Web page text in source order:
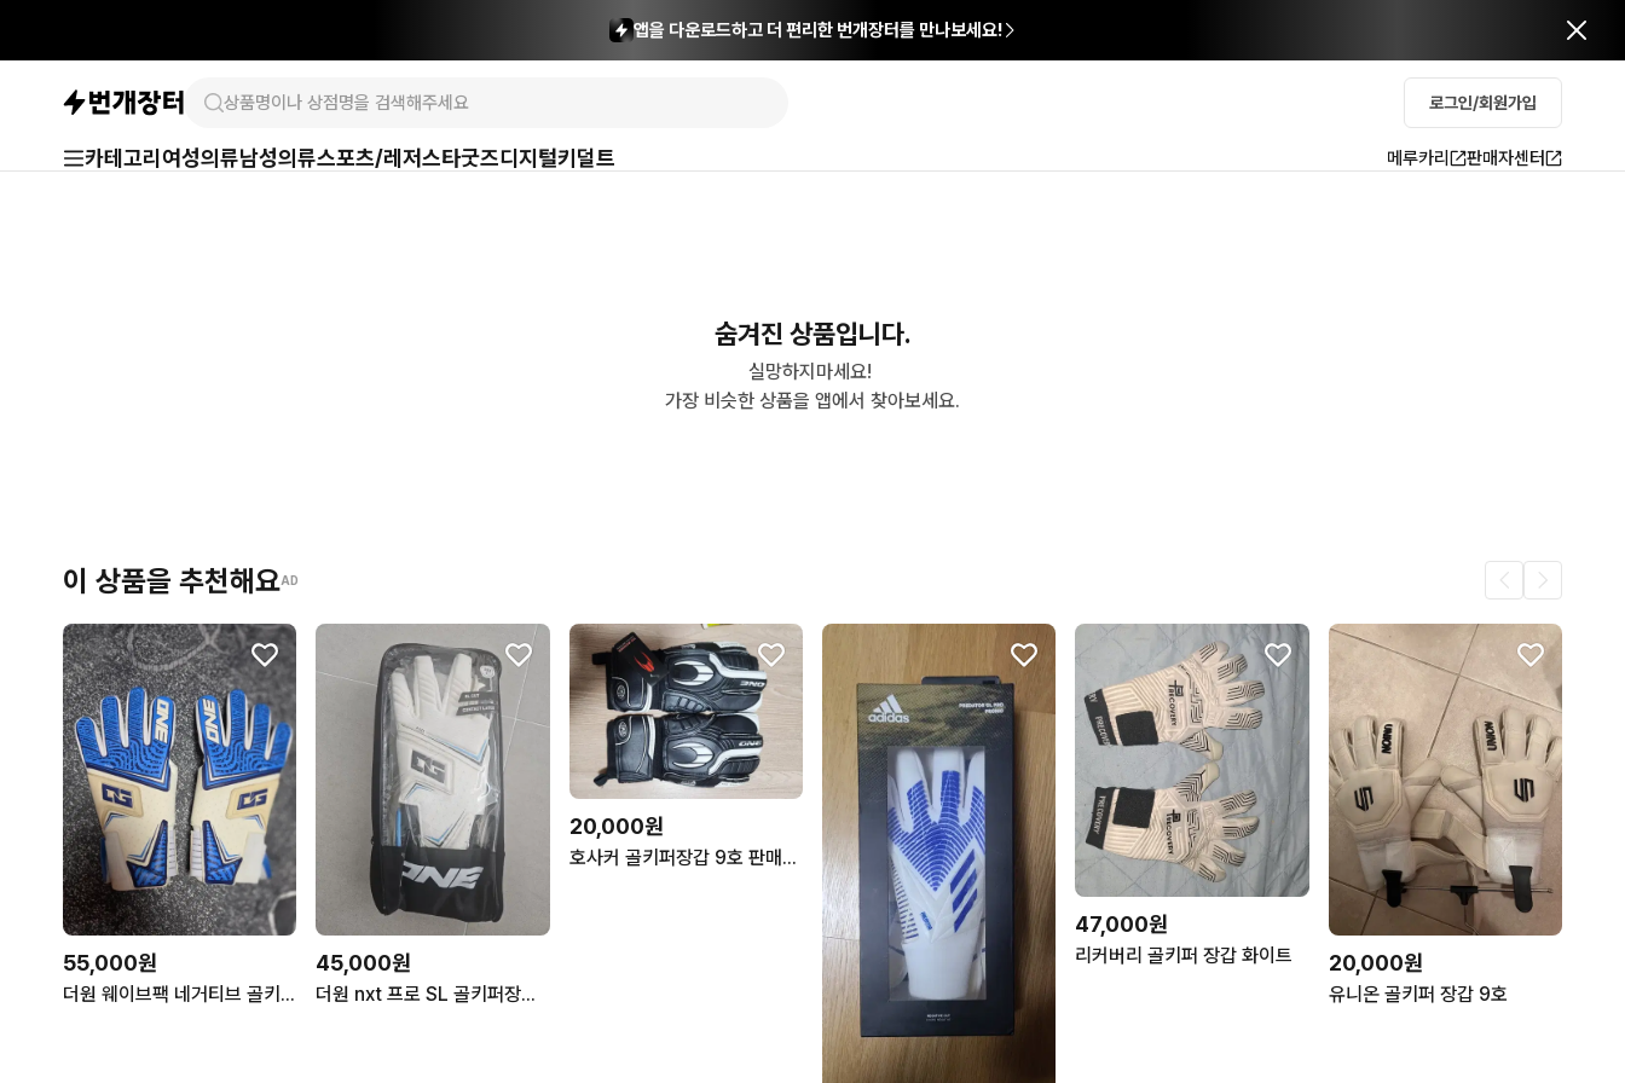
앱을 다운로드하고 더 편리한 번개장터를 만나보세요!
로그인/회원가입
카테고리 여성의류남성의류스포츠/레저스타굿즈디지털키덜트 메루카리 판매자센터
숨겨진 상품입니다.
실망하지마세요!
가장 비슷한 상품을 앱에서 찾아보세요.
이 상품을 추천해요AD
55,000원
더원 웨이브팩 네거티브 골키퍼장갑11호
45,000원
더원 nxt 프로 SL 골키퍼장갑 9호 새상품
20,000원
호사커 골키퍼장갑 9호 판매합니다^^
47,000원
리커버리 골키퍼 장갑 화이트 20,000원
유니온 골키퍼 장갑 9호